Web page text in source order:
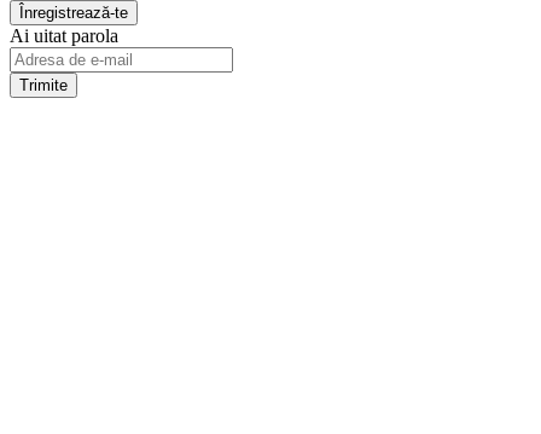
Ai uitat parola